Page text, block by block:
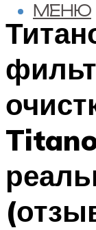
МЕНЮ